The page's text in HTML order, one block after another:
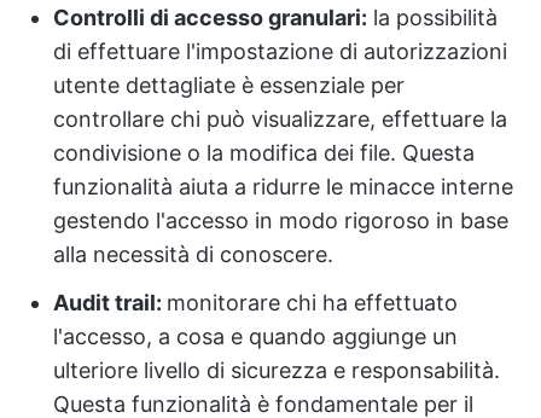
Controlli di accesso granulari: la possibilità
di effettuare l'impostazione di autorizzazioni
utente dettagliate è essenziale per
controllare chi può visualizzare, effettuare la
condivisione o la modifica dei file. Questa
funzionalità aiuta a ridurre le minacce interne
gestendo l'accesso in modo rigoroso in base
alla necessità di conoscere.
Audit trail: monitorare chi ha effettuato
l'accesso, a cosa e quando aggiunge un
ulteriore livello di sicurezza e responsabilità.
Questa funzionalità è fondamentale per il